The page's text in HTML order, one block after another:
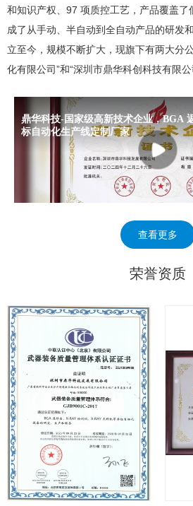
和知识产权、97 项质控工艺，产品覆盖
成了从手动、半自动到全自动产品的研发
立至今，规模不断扩大，现旗下有两大分
化有限公司”和“深圳市鼎华科创科技有限
查看更多
荣誉资质